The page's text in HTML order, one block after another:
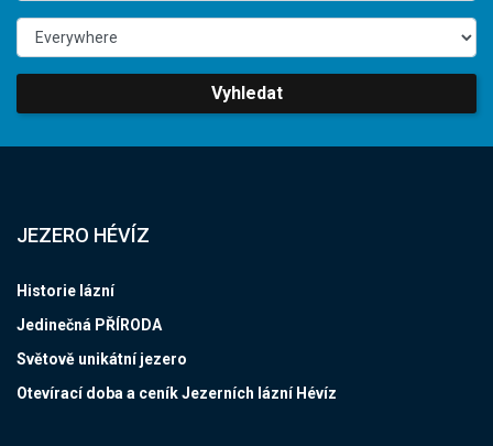
Vyhledat
JEZERO HÉVÍZ
Historie lázní
Jedinečná PŘÍRODA
Světově unikátní jezero
Otevírací doba a ceník Jezerních lázní Hévíz